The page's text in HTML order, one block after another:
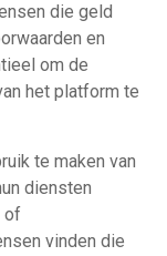
die geld
en
om de
het platform te
te maken van
diensten
of
vinden die